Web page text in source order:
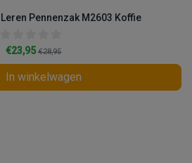
Pennenzak M2603 Koffie
€23,95€28,95
In winkelwagen